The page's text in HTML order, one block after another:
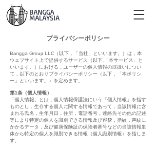
BANGGA
MALAYSIA
プライバシーポリシー
Bangga Group LLC（以下，「当社」といいます。）は，本
ウェブサイト上で提供するサービス（以下,「本サービス」と
いいます。）における，ユーザーの個人情報の取扱いについ
て，以下のとおりプライバシーポリシー（以下，「本ポリシ
ー」といいます。）を定めます。
第1条（個人情報）
「個人情報」とは，個人情報保護法にいう「個人情報」を指す
ものとし，生存する個人に関する情報であって，当該情報に含
まれる氏名，生年月日，住所，電話番号，連絡先その他の記述
等により特定の個人を識別できる情報及び容貌，指紋，声紋に
かかるデータ，及び健康保険証の保険者番号などの当該情報単
体から特定の個人を識別できる情報（個人識別情報）を指しま
す。